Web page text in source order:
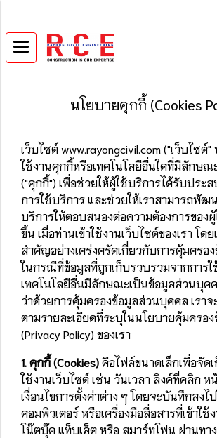
นโยบายคุกกี้ (Cookies
เว็บไซต์ www.rayongcivil.com ("เว็บไซต์"
ใช้งานคุกกี้หรือเทคโนโลยีอื่นใดที่มีลักษณ
("คุกกี้") เพื่อช่วยให้ผู้ใช้บริการได้รับประ
การใช้บริการ และช่วยให้เราสามารถพั
บริการให้ตอบสนองต่อความต้องการของ
ขึ้น เมื่อท่านเข้าใช้งานเว็บไซต์ของเรา โดย
สำคัญอย่างเคร่งครัดเกี่ยวกับการคุ้มครอ
ในกรณีที่ข้อมูลที่ถูกเก็บรวบรวมจากการ
เทคโนโลยีอื่นมีลักษณะเป็นข้อมูลส่วนบุค
ว่าด้วยการคุ้มครองข้อมูลส่วนบุคคล เราจ
ตามรายละเอียดที่ระบุในนโยบายคุ้มครอ
(Privacy Policy) ของเรา
1. คุกกี้ (Cookies)คือไฟล์ขนาดเล็กเพื่อจัด
ใช้งานเว็บไซต์ เช่น วันเวลา ลิงค์ที่คลิก ห
เงื่อนไขการตั้งค่าต่าง ๆ โดยจะบันทึกลง
คอมพิวเตอร์ หรือเครื่องมือสื่อสารที่เข้าใช้
โน๊ตบุ๊ค แท็บเล็ต หรือ สมาร์ทโฟน ผ่านทาง